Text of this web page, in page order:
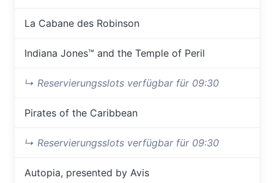
La Cabane des Robinson
Indiana Jones™ and the Temple of Peril
↳ Reservierungsslots verfügbar für 09:30
Pirates of the Caribbean
↳ Reservierungsslots verfügbar für 09:30
Autopia, presented by Avis